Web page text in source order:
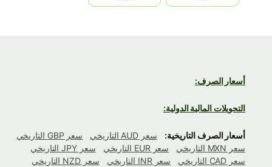
أسعار الصرف:
التحويلات المالية الدولية:
أسعار الصرف التاريخية: سعر AUD التاريخي
سعر GBP التاريخي
سعر MXN التاريخي
سعر EUR التاريخي
سعر JPY التاريخي
سعر CAD التاريخي
سعر INR التاريخي
سعر NZD التاريخي